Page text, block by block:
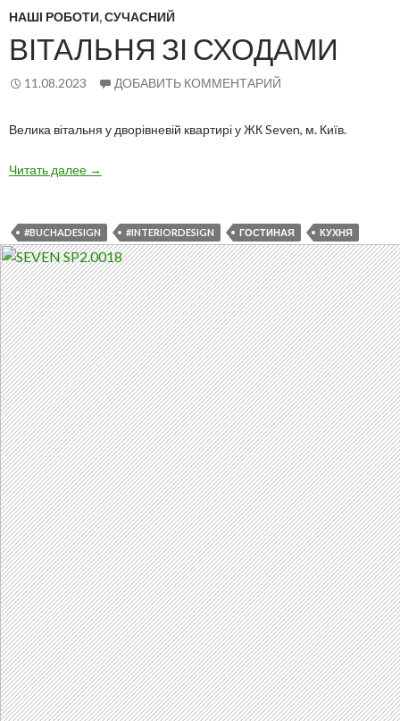
НАШІ РОБОТИ,СУЧАСНИЙ
ВІТАЛЬНЯ ЗІ СХОДАМИ
11.08.2023 ДОБАВИТЬ КОММЕНТАРИЙ
Велика вітальня у дворівневій квартирі у ЖК Seven, м. Київ.
Читать далее Вітальня
→
#BUCHADESIGN #INTERIORDESIGN ГОСТИНАЯ КУХНЯ